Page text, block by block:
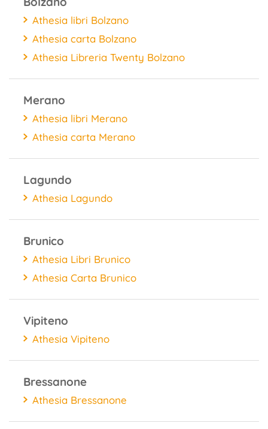
Athesia libri Bolzano
Athesia carta Bolzano
Athesia Libreria Twenty Bolzano
Merano
Athesia libri Merano
Athesia carta Merano
Lagundo
Athesia Lagundo
Brunico
Athesia Libri Brunico
Athesia Carta Brunico
Vipiteno
Athesia Vipiteno
Bressanone
Athesia Bressanone